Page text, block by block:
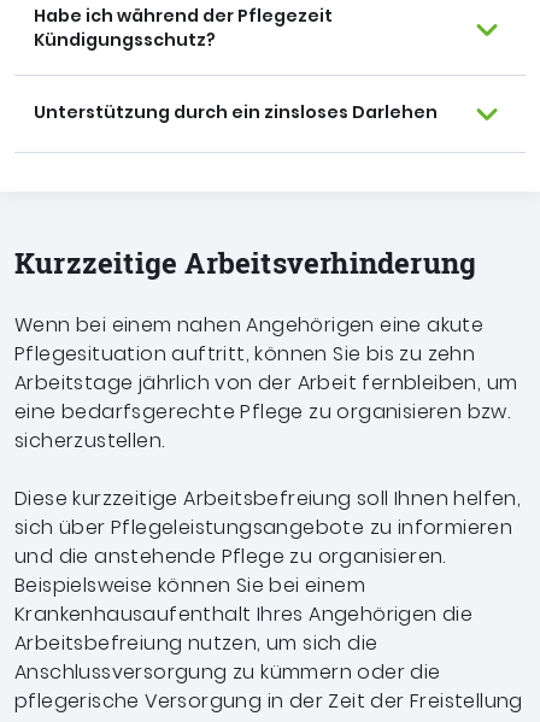
Habe ich während der Pflegezeit
Unterstützung durch ein zinsloses Darlehen
Kurzzeitige Arbeits­verhinderung
Wenn bei einem nahen Angehörigen eine akute
Pflegesituation auftritt, können Sie bis zu zehn
Arbeitstage jährlich von der Arbeit fernbleiben, um
eine bedarfsgerechte Pflege zu organisieren bzw.
sicherzustellen.
Diese kurzzeitige Arbeitsbefreiung soll Ihnen helfen,
sich über Pflegeleistungsangebote zu informieren
und die anstehende Pflege zu organisieren.
Beispielsweise können Sie bei einem
Krankenhausaufenthalt Ihres Angehörigen die
Arbeitsbefreiung nutzen, um sich die
Anschlussversorgung zu kümmern oder die
pflegerische Versorgung in der Zeit der Freistellung